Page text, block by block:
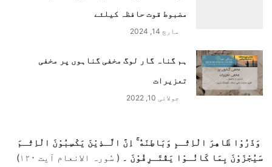
مضبوط قوت حافظہ کیلئے
مارچ 14, 2024
ہم گناہ گار لوگ مخفی گناہوں پر مخفی
تعزیرات
جولائی 10, 2022
وَذَرُوْا ظَاهِرَ الْاِثْـمِ وَبَاطِنَهٝ ۚ اِنَّ الَّـذِيْنَ يَكْسِبُوْنَ الْاِثْـمَ
سَيُجْزَوْنَ بِمَا كَانُـوْا يَقْتَـرِفُوْنَ ۔ ( سُورہ الانعام آیت ۱۲۰)